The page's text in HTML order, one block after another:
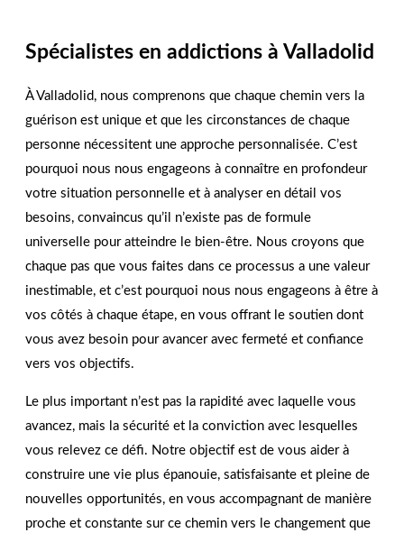
dès aujourd’hui !
NOUS CONTACTER
Spécialistes en addictions à Valladolid
À Valladolid, nous comprenons que chaque chemin vers la
guérison est unique et que les circonstances de chaque
personne nécessitent une approche personnalisée. C’est
pourquoi nous nous engageons à connaître en profondeur
votre situation personnelle et à analyser en détail vos
besoins, convaincus qu’il n’existe pas de formule
universelle pour atteindre le bien-être. Nous croyons que
chaque pas que vous faites dans ce processus a une valeur
inestimable, et c’est pourquoi nous nous engageons à être à
vos côtés à chaque étape, en vous offrant le soutien dont
vous avez besoin pour avancer avec fermeté et confiance
vers vos objectifs.
Le plus important n’est pas la rapidité avec laquelle vous
avancez, mais la sécurité et la conviction avec lesquelles
vous relevez ce défi. Notre objectif est de vous aider à
construire une vie plus épanouie, satisfaisante et pleine de
nouvelles opportunités, en vous accompagnant de manière
proche et constante sur ce chemin vers le changement que